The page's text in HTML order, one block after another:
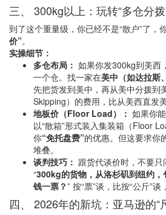
三、 300kg以上：玩转“多仓分拨
到了这个重量级，你已经不是“散户”了，
价”。
实操细节：
多仓布局： 如果你发300kg到美西
一个仓。找一家在美中（如达拉斯
先把货发到美中，再从美中分拨到
Skipping）的费用，比从美西直发
地板价（Floor Load）： 如果你
以“散箱”形式装入集装箱（Floor
你“免托盘费”的优惠。但这要求你
堆叠。
谈判技巧： 跟货代谈价时，不要只
“300kg的货物，从洛杉矶到纽约
钱一票？” 按“票”谈，比按“公斤”谈
四、 2026年的新坑：亚马逊的“